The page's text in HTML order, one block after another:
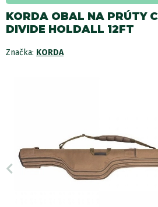
KORDA OBAL NA PRÚTY
DIVIDE HOLDALL 12FT
Značka: KORDA